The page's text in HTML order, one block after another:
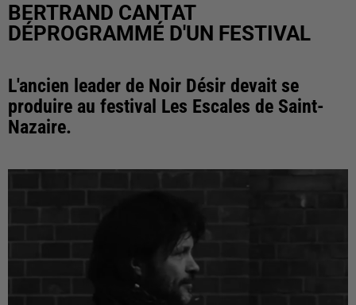
BERTRAND CANTAT
DÉPROGRAMMÉ D'UN FESTIVAL
L'ancien leader de Noir Désir devait se
produire au festival Les Escales de Saint-
Nazaire.